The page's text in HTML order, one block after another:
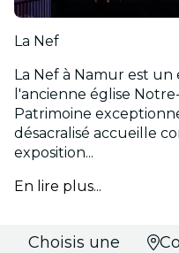
La Nef
La Nef à Namur est
l'ancienne église
Patrimoine
désacralisé accueille
exposition...
En lire plus...
Choisis une